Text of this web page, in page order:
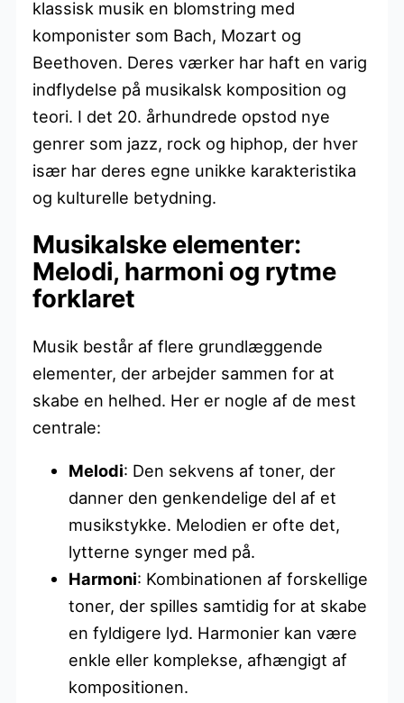
klassisk musik en blomstring med
komponister som Bach, Mozart og
Beethoven. Deres værker har haft en varig
indflydelse på musikalsk komposition og
teori. I det 20. århundrede opstod nye
genrer som jazz, rock og hiphop, der hver
især har deres egne unikke karakteristika
og kulturelle betydning.
Musikalske elementer:
Melodi, harmoni og rytme
forklaret
Musik består af flere grundlæggende
elementer, der arbejder sammen for at
skabe en helhed. Her er nogle af de mest
centrale:
Melodi: Den sekvens af toner, der
danner den genkendelige del af et
musikstykke. Melodien er ofte det,
lytterne synger med på.
Harmoni: Kombinationen af forskellige
toner, der spilles samtidig for at skabe
en fyldigere lyd. Harmonier kan være
enkle eller komplekse, afhængigt af
kompositionen.